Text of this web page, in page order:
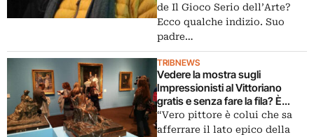
de Il Gioco Serio dell’Arte?
Ecco qualche indizio. Suo
padre…
TRIBNEWS
Vedere la mostra sugli
Impressionisti al Vittoriano
gratis e senza fare la fila? È
possibile, con le iniziative de Il
gioco del Lotto: ecco come
“Vero pittore è colui che sa
afferrare il lato epico della